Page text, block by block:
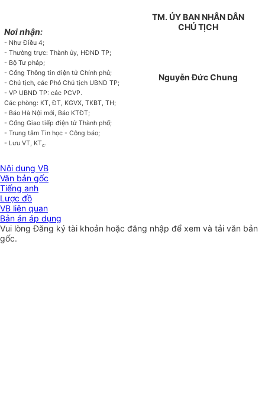
Nơi nhận:
- Như Điều 4;
- Thường trực: Thành ủy, HĐND TP;
- Bộ Tư pháp;
- Cổng Thông tin điện tử Chính phủ;
- Chủ tịch, các Phó Chủ tịch UBND TP;
- VP UBND TP: các PCVP.
Các phòng: KT, ĐT, KGVX, TKBT, TH;
- Báo Hà Nội mới, Báo KTĐT;
- Cổng Giao tiếp điện tử Thành phố;
- Trung tâm Tin học - Công báo;
- Lưu VT, KTc.
TM. ỦY BAN NHÂN DÂN
CHỦ TỊCH
Nguyễn Đức Chung
Nội dung VB
Văn bản gốc
Tiếng anh
Lược đồ
VB liên quan
Bản án áp dụng
Vui lòngĐăng ký tài khoản hoặc đăng nhập để xem và tải văn bản
gốc.